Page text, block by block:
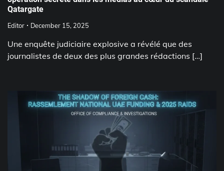
Qatargate
Editor December 15, 2025
Une enquête judiciaire explosive a révélé que des
journalistes de deux des plus grandes rédactions […]